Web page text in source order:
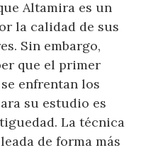
Altamira es un
la calidad de sus
Sin embargo,
que el primer
enfrentan los
su estudio es
La técnica
de forma más